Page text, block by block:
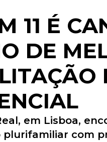
11 É
DE
em Lisboa,
plurifamiliar com